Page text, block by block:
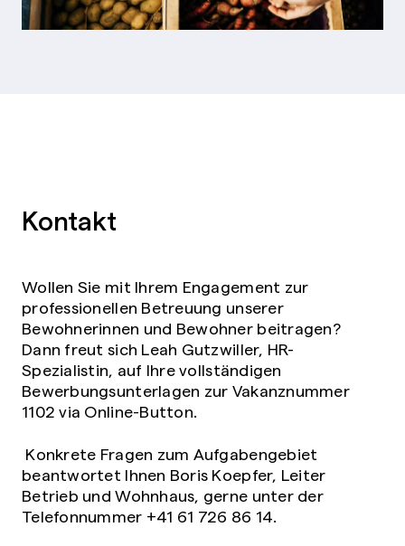
Kontakt
Wollen Sie mit Ihrem Engagement zur
professionellen Betreuung unserer
Bewohnerinnen und Bewohner beitragen?
Dann freut sich Leah Gutzwiller, HR-
Spezialistin, auf Ihre vollständigen
Bewerbungsunterlagen zur Vakanznummer
1102 via Online-Button.
Konkrete Fragen zum Aufgabengebiet
beantwortet Ihnen Boris Koepfer, Leiter
Betrieb und Wohnhaus, gerne unter der
Telefonnummer +41 61 726 86 14.